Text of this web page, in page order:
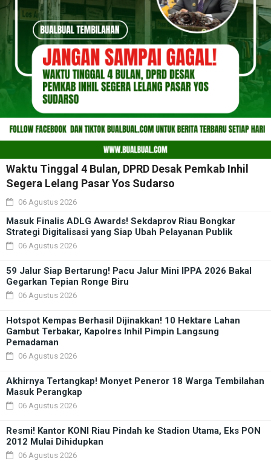
Waktu Tinggal 4 Bulan, DPRD Desak Pemkab Inhil
Segera Lelang Pasar Yos Sudarso
06 Agustus 2026
Masuk Finalis ADLG Awards! Sekdaprov Riau Bongkar
Strategi Digitalisasi yang Siap Ubah Pelayanan Publik
06 Agustus 2026
59 Jalur Siap Bertarung! Pacu Jalur Mini IPPA 2026 Bakal
Gegarkan Tepian Ronge Biru
06 Agustus 2026
Hotspot Kempas Berhasil Dijinakkan! 10 Hektare Lahan
Gambut Terbakar, Kapolres Inhil Pimpin Langsung
Pemadaman
06 Agustus 2026
Akhirnya Tertangkap! Monyet Peneror 18 Warga Tembilahan
Masuk Perangkap
06 Agustus 2026
Resmi! Kantor KONI Riau Pindah ke Stadion Utama, Eks PON
2012 Mulai Dihidupkan
06 Agustus 2026